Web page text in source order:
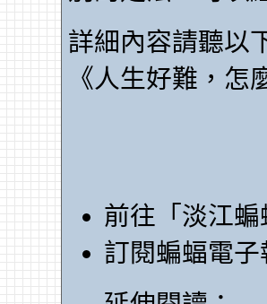
詳細內容請聽以
《人生好難，
前往「淡江
訂閱蝙蝠電子